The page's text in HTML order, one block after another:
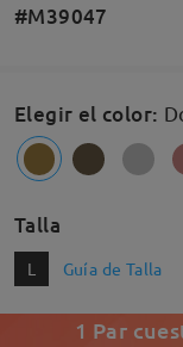
#M39047
Elegir el color:
Talla
L Guía de Talla
1 Par